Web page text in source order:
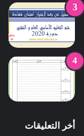
أخر التعليقات